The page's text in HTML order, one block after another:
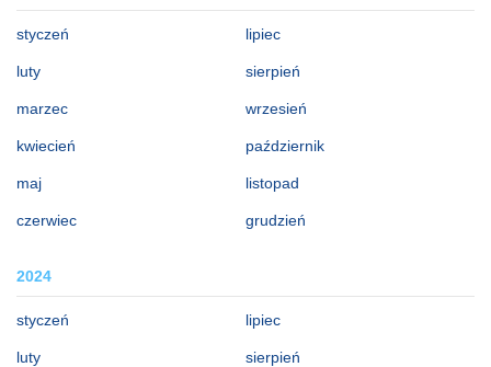
styczeń
luty
marzec
kwiecień
maj
czerwiec
lipiec
sierpień
wrzesień
październik
listopad
grudzień
2024
styczeń
luty
lipiec
sierpień